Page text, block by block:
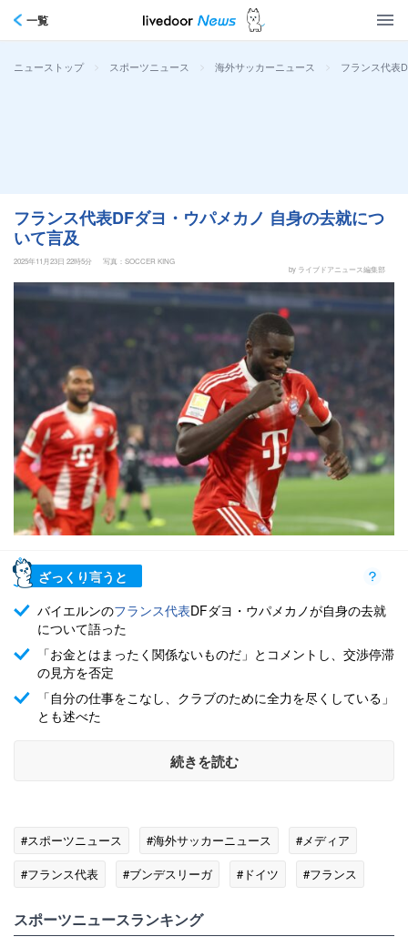
一覧
ニューストップ > スポーツニュース > 海外サッカーニュース > フランス代表
フランス代表DFダヨ・ウパメカノ 自身の去就につ
いて言及
2025年11月23日 22時5分
写真：SOCCER KING
by ライブドアニュース編集部
ざっくり言うと
バイエルンのフランス代表DFダヨ・ウパメカノが自身の去就
について語った
「お金とはまったく関係ないものだ」とコメントし、交渉停滞
の見方を否定
「自分の仕事をこなし、クラブのために全力を尽くしている」
とも述べた
続きを読む
#スポーツニュース #海外サッカーニュース
#メディア
#フランス代表
#ブンデスリーガ #ドイツ #フランス
スポーツニュースランキング